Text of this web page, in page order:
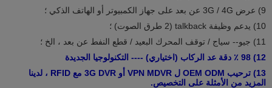
9) عرض 3G / 4G عن بعد على جهاز الكمبيوتر أو الهاتف الذكي ؛
10) يدعم وظيفة talkback (2 طرق الصوت) ؛
11) جيو-- سياج / توقف المحرك البعيد / قطع النفط عن بعد ، الخ ؛
12) 98 ٪ دقة عد الركاب (اختياري) ---- التكنولوجيا الجديدة
13) ترحيب OEM ODM ل VPN MDVR أو 3G DVR مع RFID ، لدينا
المزيد من الأمثلة على التخصيص.